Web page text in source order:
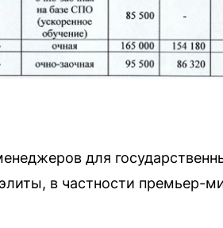
для
в частности премьер-